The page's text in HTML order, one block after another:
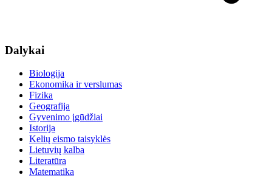
Dalykai
Biologija
Ekonomika ir verslumas
Fizika
Geografija
Gyvenimo įgūdžiai
Istorija
Kelių eismo taisyklės
Lietuvių kalba
Literatūra
Matematika